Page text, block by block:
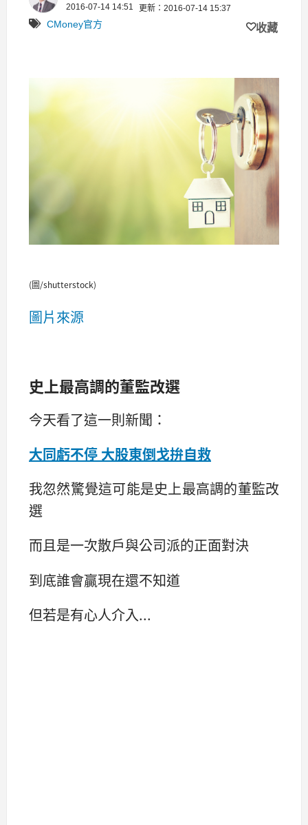
2016-07-14 14:51 更新：2016-07-14 15:37
CMoney官方 收藏
(圖/shutterstock)
圖片來源
史上最高調的董監改選
今天看了這一則新聞：
大同虧不停 大股東倒戈拚自救
我忽然驚覺這可能是史上最高調的董監改
選
而且是一次散戶與公司派的正面對決
到底誰會贏現在還不知道
但若是有心人介入...